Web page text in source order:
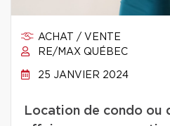
ACHAT / VENTE
RE/MAX QUÉBEC
25 JANVIER 2024
Location de condo ou